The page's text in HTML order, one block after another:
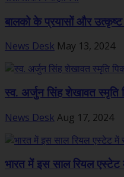
बालको के प्रयासों और उत्कृष्ट
News Desk May 13, 2024
स्व. अर्जुन सिंह शेखावत स्मृति
News Desk Aug 17, 2024
भारत में इस साल रियल एस्टेट